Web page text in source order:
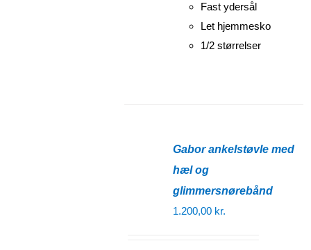
Fast ydersål
Let hjemmesko
1/2 størrelser
Gabor ankelstøvle med
hæl og
glimmersnørebånd
1.200,00 kr.